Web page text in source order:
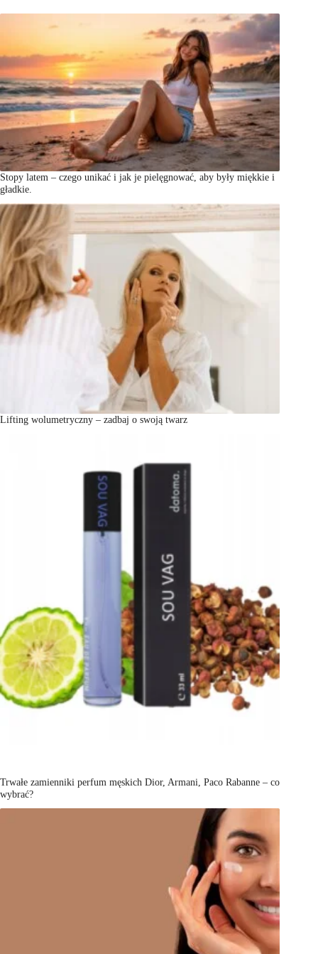
Stopy latem – czego unikać i jak je pielęgnować, aby były miękkie i
gładkie.
Lifting wolumetryczny – zadbaj o swoją twarz
Trwałe zamienniki perfum męskich Dior, Armani, Paco Rabanne – co
wybrać?